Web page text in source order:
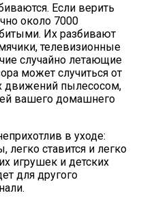
Если верить
около 7000
Их разбивают
телевизионные
случайно летающие
может случиться от
движений пылесосом,
вашего домашнего
в уходе:
ставится и легко
игрушек и детских
для другого